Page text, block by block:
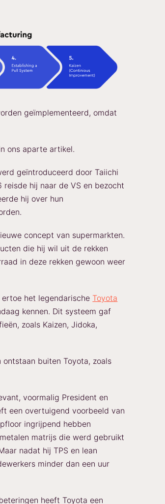
geïmplementeerd, omdat
ons aparte artikel.
geïntroduceerd door Taiichi
reisde hij naar de VS en bezocht
hij over hun
concept van supermarkten.
die hij wil uit de rekken
in deze rekken gewoon weer
het legendarische Toyota
kennen. Dit systeem gaf
zoals Kaizen, Jidoka,
buiten Toyota, zoals
voormalig President en
een overtuigend voorbeeld van
ingrijpend hebben
matrijs die werd gebruikt
nadat hij TPS en lean
minder dan een uur
heeft Toyota een